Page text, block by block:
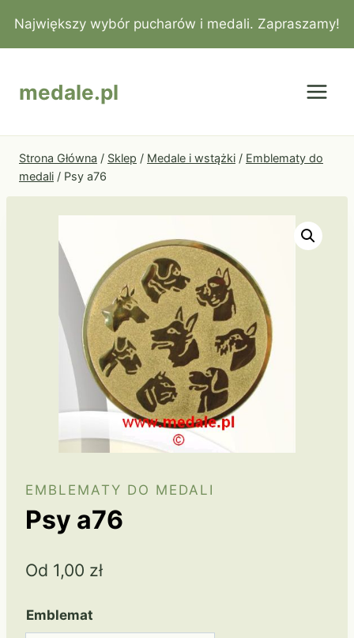
do
treści
Największy wybór pucharów i medali. Zapraszamy!
medale.pl
Strona Główna / Sklep / Medale i wstążki / Emblematy do
medali / Psy a76
EMBLEMATY DO MEDALI
Psy a76
Od 1,00 zł
Emblemat